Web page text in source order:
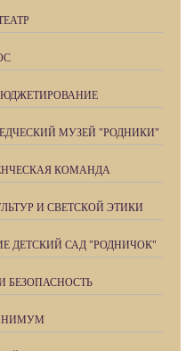
МУЗЕЙ "РОДНИКИ"
КОМАНДА
И СВЕТСКОЙ ЭТИКИ
ДЕТСКИЙ САД "РОДНИЧОК"
БЕЗОПАСНОСТЬ